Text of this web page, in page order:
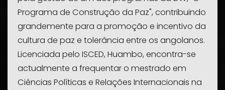
Programa de Construção da Paz", contribuindo
grandemente para a promoção e incentivo da
cultura de paz e tolerância entre os angolanos.
Licenciada pelo ISCED, Huambo, encontra-se
actualmente a frequentar o mestrado em
Ciências Políticas e Relações Internacionais na